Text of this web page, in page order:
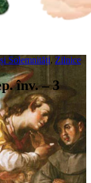
Solemnități, Zilnice
înv. – 3